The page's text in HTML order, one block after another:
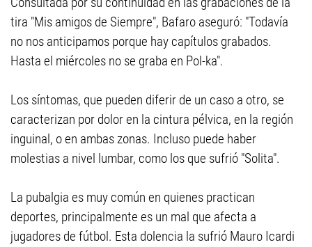
tira "Mis amigos de Siempre", Bafaro aseguró: "Todavía
no nos anticipamos porque hay capítulos grabados.
Hasta el miércoles no se graba en Pol-ka".
Los síntomas, que pueden diferir de un caso a otro, se
caracterizan por dolor en la cintura pélvica, en la región
inguinal, o en ambas zonas. Incluso puede haber
molestias a nivel lumbar, como los que sufrió "Solita".
La pubalgia es muy común en quienes practican
deportes, principalmente es un mal que afecta a
jugadores de fútbol. Esta dolencia la sufrió Mauro Icardi